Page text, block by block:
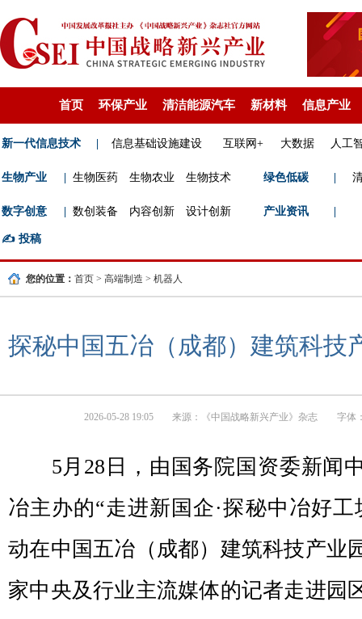
首页 环保产业 清洁能源汽车 新材料 信息产业
新一代信息技术 信息基础设施建设 互联网+ 大数据 人工
生物产业 生物医药 生物农业 生物技术 绿色低碳
数字创意 数创装备 内容创新 设计创新 产业资讯
✍️ 投稿
您的位置： 首页 > 高端制造 > 机器人
探秘中国五冶（成都）建筑科技
2026-05-28 19:05 来源： 《中国战略新兴产业》杂志 字体
5月28日，由国务院国资委新闻
冶主办的“走进新国企·探秘中冶好
动在中国五冶（成都）建筑科技产业
家中央及行业主流媒体的记者走进园